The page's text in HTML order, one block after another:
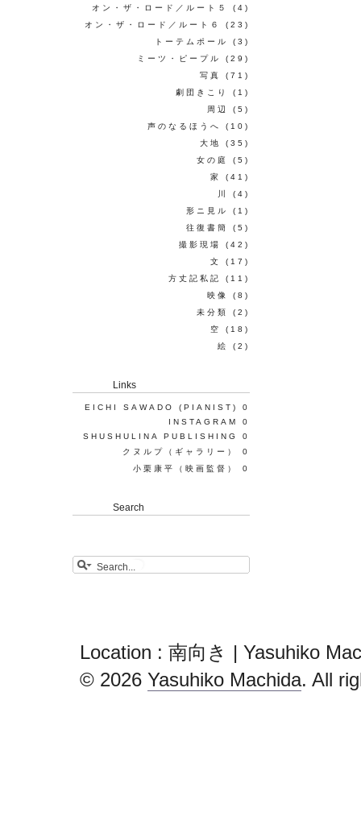
オン・ザ・ロード／ルート５
(4)
オン・ザ・ロード／ルート６
(23)
トーテムポール
(3)
ミーツ・ピープル
(29)
写真
(71)
劇団きこり
(1)
周辺
(5)
声のなるほうへ
(10)
大地
(35)
女の庭
(5)
家
(41)
川
(4)
形ニ見ル
(1)
往復書簡
(5)
撮影現場
(42)
文
(17)
方丈記私記
(11)
映像
(8)
未分類
(2)
空
(18)
絵
(2)
Links
EICHI SAWADO (PIANIST)
0
INSTAGRAM
0
SHUSHULINA PUBLISHING
0
クヌルプ（ギャラリー）
0
小栗康平（映画監督）
0
Search
Location : 南向き | Yasuhiko
© 2026 Yasuhiko Machida. All